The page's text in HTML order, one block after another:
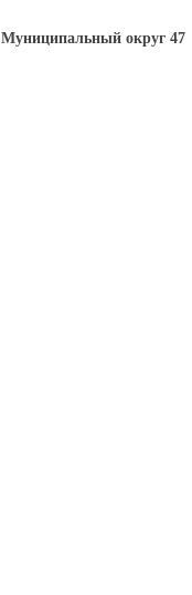
Муниципальный округ 47